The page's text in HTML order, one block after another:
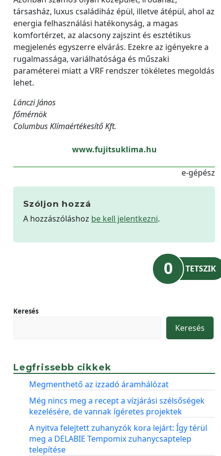
társasház, luxus családiház épül, illetve átépül, ahol az
energia felhasználási hatékonyság, a magas
komfortérzet, az alacsony zajszint és esztétikus
megjelenés egyszerre elvárás. Ezekre az igényekre a
rugalmassága, variálhatósága és műszaki
paraméterei miatt a VRF rendszer tökéletes megoldás
lehet.
Lánczi János
főmérnök
Columbus Klímaértékesítő Kft.
www.fujitsuklima.hu
e-gépész
Szóljon hozzá
A hozzászóláshoz be kell jelentkezni.
0 TETSZIK
Keresés
Keresés
Legfrissebb cikkek
Megmenthető az izzadó áramhálózat
Még nincs meg a recept a vízjárási szélsőségek
kezelésére, de vannak ígéretes projektek
A nyitva felejtett zuhanyzók kora lejárt: Így térül
meg a DELABIE Tempomix zuhanycsaptelep
telepítése